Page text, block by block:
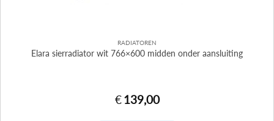
RADIATOREN
Elara sierradiator wit 766×600 midden onder aansluiting
€ 139,00